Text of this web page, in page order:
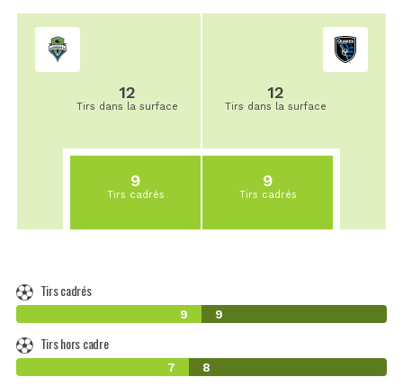
12
Tirs dans la surface
9
Tirs cadrés
12
Tirs dans la surface
9
Tirs cadrés
Tirs cadrés
9 9
Tirs hors cadre
7 8